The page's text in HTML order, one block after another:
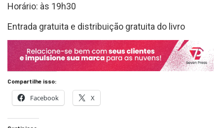
Compartilhe isso:
Facebook